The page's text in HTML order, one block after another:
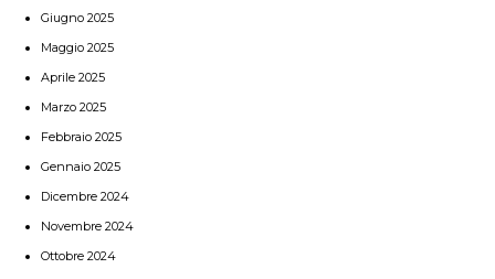
Giugno 2025
Maggio 2025
Aprile 2025
Marzo 2025
Febbraio 2025
Gennaio 2025
Dicembre 2024
Novembre 2024
Ottobre 2024